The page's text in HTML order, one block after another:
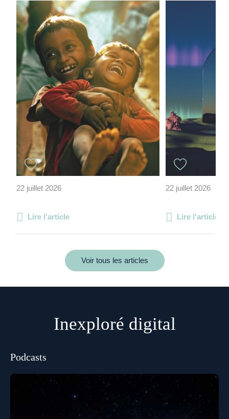
22 juillet 2026
Lire l'article
22 juillet 2026
Lire l'article
Voir tous les articles
Inexploré digital
Podcasts